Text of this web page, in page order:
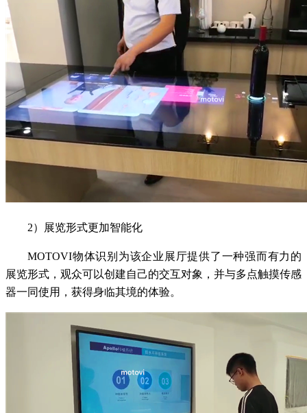
2）展览形式更加智能化
MOTOVI物体识别为该企业展厅提供了一种强而有力的
展览形式，观众可以创建自己的交互对象，并与多点触摸传感
器一同使用，获得身临其境的体验。